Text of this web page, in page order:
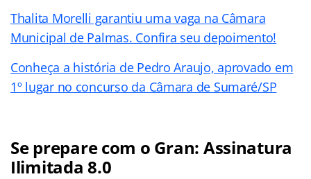
Thalita Morelli garantiu uma vaga na Câmara
Municipal de Palmas. Confira seu depoimento!
Conheça a história de Pedro Araujo, aprovado em
1º lugar no concurso da Câmara de Sumaré/SP
Se prepare com o Gran: Assinatura
Ilimitada 8.0